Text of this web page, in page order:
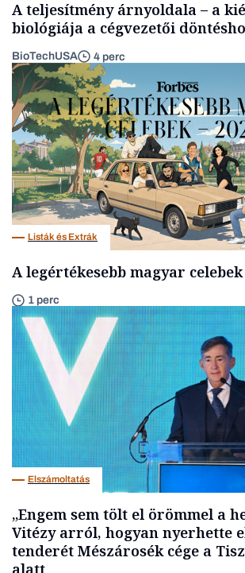
A teljesítmény árnyoldala – a
biológiája a cégvezetői
BioTechUSA 4 perc
Listák és Extrák
A legértékesebb magyar celebek
1 perc
Elszámoltatás
„Engem sem tölt el örömmel a
Vitézy arról, hogyan nyerhette
tenderét Mészárosék cége a
alatt